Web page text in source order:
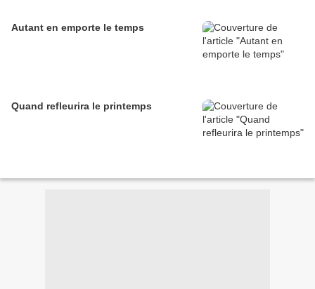
Autant en emporte le temps
Quand refleurira le printemps